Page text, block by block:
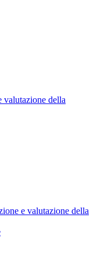
valutazione della
e valutazione della